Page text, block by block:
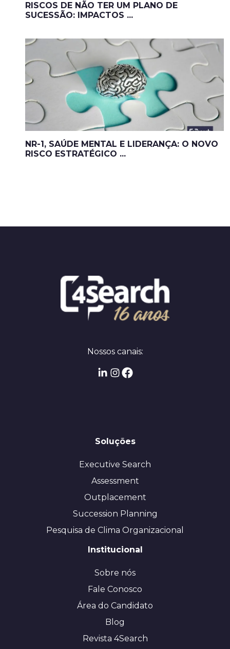
RISCOS DE NÃO TER UM PLANO DE
SUCESSÃO: IMPACTOS ...
NR-1, SAÚDE MENTAL E LIDERANÇA: O NOVO
RISCO ESTRATÉGICO ...
Nossos canais:
Soluções
Executive Search
Assessment
Outplacement
Succession Planning
Pesquisa de Clima Organizacional
Institucional
Sobre nós
Fale Conosco
Área do Candidato
Blog
Revista 4Search